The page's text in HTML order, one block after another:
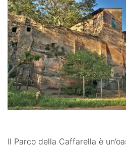
Il Parco della Caffarella è